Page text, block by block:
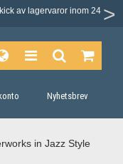
av lagervaror inom 24
Nyhetsbrev
in Jazz Style